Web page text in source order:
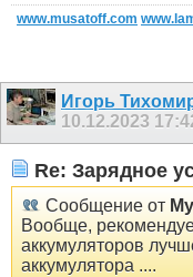
www.musatoff.com
Игорь
10.12.2023
Re: Зарядное
Сообщение от
Вообще,
аккумуляторов
аккумулятора ....